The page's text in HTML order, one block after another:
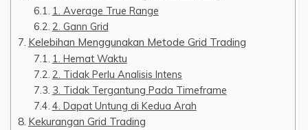
1. Average True Range
2. Gann Grid
Kelebihan Menggunakan Metode Grid Trading
1. Hemat Waktu
2. Tidak Perlu Analisis Intens
3. Tidak Tergantung Pada Timeframe
4. Dapat Untung di Kedua Arah
Kekurangan Grid Trading